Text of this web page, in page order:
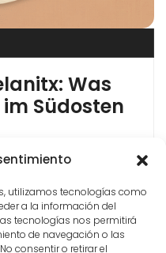
utilizamos tecnologías como
a la información del
tecnologías nos permitirá
de navegación o las
consentir o retirar el
Was
Südosten
Cala d’Or
der Ostküste
aus Deutschland
auf — weil die Lage
und die Infrastruktur